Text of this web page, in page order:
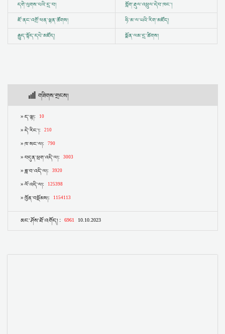
དགེ་ལུགས་པའི་དྲ་བ།
གློག་རྡུལ་འཕྲུལ་དེབ་ཁང་།
ཇོ་ནང་འགྲོ་ཕན་ལྷན་ཚོགས།
ཧི་མ་ལ་ཡའི་རིག་མཛོད།
རྒྱུད་སྟོད་དཔེ་མཛོད།
སྨོན་ལམ་དྲ་ཚིགས།